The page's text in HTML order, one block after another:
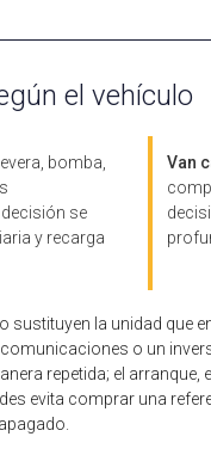
el vehículo
bomba,
se
y recarga
Van
sustituyen la unidad que
o un
repetida; el
evita comprar una